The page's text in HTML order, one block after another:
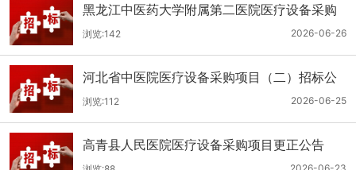
黑龙江中医药大学附属第二医院医疗设备采购
(二次)招标公告
2026-06-26
浏览:142
河北省中医院医疗设备采购项目（二）招标公
告
2026-06-25
浏览:112
高青县人民医院医疗设备采购项目更正公告